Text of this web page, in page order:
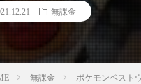
無課金
無課金 ポケモンベスト